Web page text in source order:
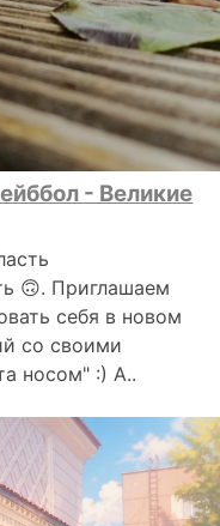
- Великие
🙃. Приглашаем
себя в новом
со своими
носом" :) А..